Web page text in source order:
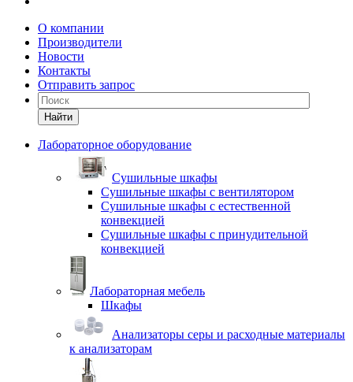
О компании
Производители
Новости
Контакты
Отправить запрос
Найти
Лабораторное оборудование
Cушильные шкафы
Сушильные шкафы с вентилятором
Сушильные шкафы с естественной
конвекцией
Сушильные шкафы с принудительной
конвекцией
Лабораторная мебель
Шкафы
Анализаторы серы и расходные материалы
к анализаторам